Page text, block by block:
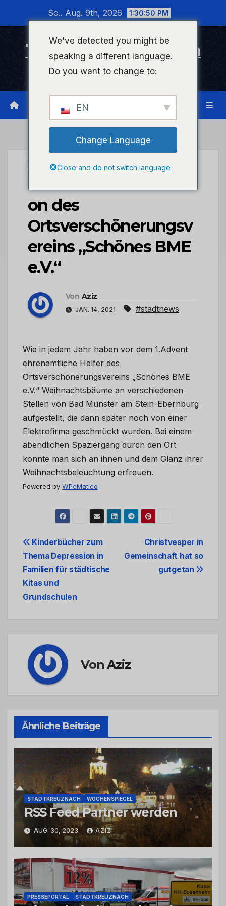
wechseln
So.. Aug. 9th, 2026 1:30:50 PM
Timeline Bad Kreuznach
Infonetzwerk für Bad Kreuznach
STADTKREUZNACH
Weihnachtsbaumakti
on des
Ortsverschönerungsv
ereins „Schönes BME
e.V.“
Von Aziz
JAN. 14, 2021 #stadtnews
Wie in jedem Jahr haben vor dem 1.Advent
ehrenamtliche Helfer des
Ortsverschönerungsvereins „Schönes BME
e.V.“ Weihnachtsbäume an verschiedenen
Stellen von Bad Münster am Stein-Ebernburg
aufgestellt, die dann später noch von einer
Elektrofirma geschmückt wurden. Bei einem
abendlichen Spaziergang durch den Ort
konnte man sich an ihnen und dem Glanz ihrer
Weihnachtsbeleuchtung erfreuen.
Powered by WPeMatico
Beitrags-
Navigation
Christvesper in
Gemeinschaft hat so
gutgetan
Kinderbücher zum
Thema Depression in
Familien für städtische
Kitas und
Grundschulen
VonAziz
Ähnliche Beiträge
STADTKREUZNACH WOCHENSPIEGEL
RSS Feed Partner werden
AUG. 30, 2023 AZIZ
PRESSEPORTAL STADTKREUZNACH
We've detected you might be
speaking a different language.
Do you want to change to:
EN
Change Language
Close and do not switch language